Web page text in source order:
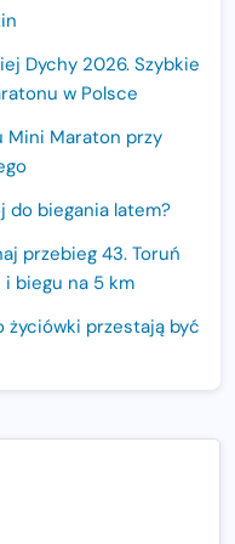
Dychy 2026. Szybkie
w Polsce
Mini Maraton przy
do biegania latem?
przebieg 43. Toruń
i biegu na 5 km
życiówki przestają być
do szybkiego